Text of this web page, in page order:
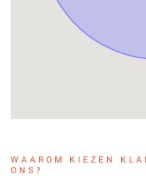
WAAROM KIEZEN
ONS?